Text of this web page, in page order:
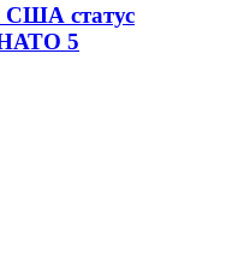
США статус
НАТО 5